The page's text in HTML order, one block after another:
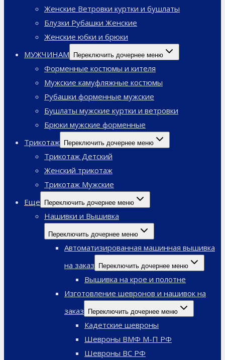
Женские Ветровки куртки и бушлаты
Блузки Рубашки Женские
Женские юбки и брюки
МУЖЧИНАМ
Переключить дочернее меню
Форменные костюмы и кителя
Мужские камуфляжные костюмы
Рубашки форменные мужские
Бушлаты мужские куртки и ветровки
Брюки мужские форменные
Трикотаж
Переключить дочернее меню
Трикотаж Детский
Женский трикотаж
Трикотаж Мужские
Еще
Переключить дочернее меню
Нашивки и Вышивка
Переключить дочернее меню
Автоматизированная машинная вышивка
на заказ
Переключить дочернее меню
Вышивка на крое и полотне
Изготовление шевронов и нашивок на
заказ
Переключить дочернее меню
Кадетские шевроны
Шевроны ВМФ М-П РФ
Шевроны ВС РФ